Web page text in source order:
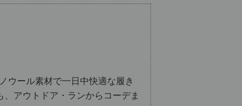
ウール素材で一日中快適な履き
アウトドア・ランからコーデま